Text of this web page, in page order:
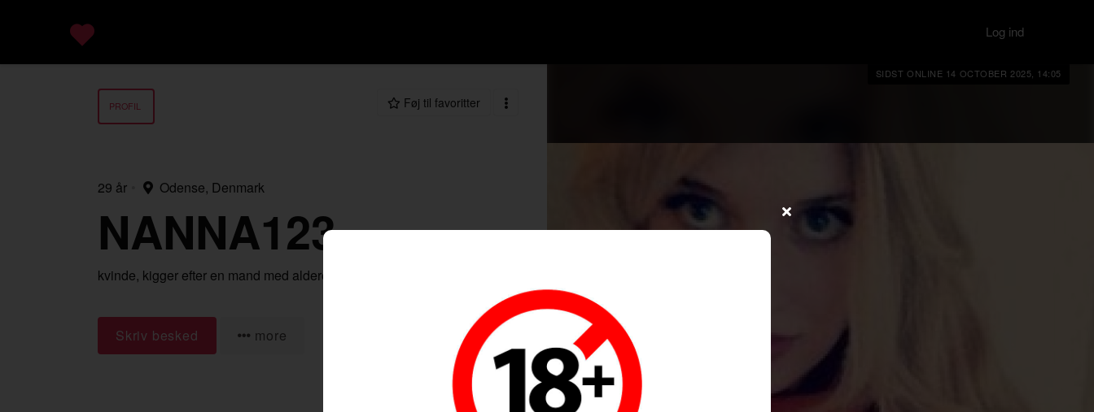
Log ind
SIDST ONLINE 14 OCTOBER 2025, 14:05
PROFIL Føj til favoritter
29 år Odense, Denmark
NANNA123
kvinde, kigger efter en mand med alderen 18-99
Skriv besked more